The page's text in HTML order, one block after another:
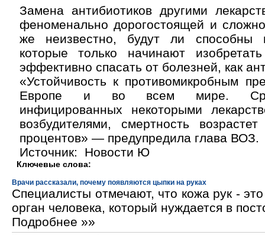
Замена антибиотиков другими
феноменально дорогостоящей и
же неизвестно, будут ли способны
которые только начинают
эффективно спасать от болезней, как
«Устойчивость к противомикробным
Европе и во всем мире.
инфицированных некоторыми
возбудителями, смертность
процентов» — предупредила глава ВОЗ.
Источник: Новости Ю
Ключевые слова:
Врачи рассказали, почему появляются цыпки на руках
Специалисты отмечают, что кожа рук -
орган человека, который нуждается в
Подробнее »»